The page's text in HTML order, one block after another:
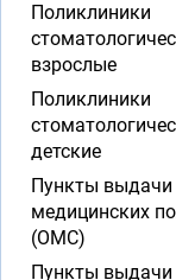
Поликлиники
взрослые
Поликлиники
детские
Пункты
медицинских
(ОМС)
Пункты выдачи